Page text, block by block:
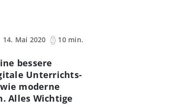
14. Mai 2020
10 min.
bessere
Unterrichts-
moderne
Alles Wichtige